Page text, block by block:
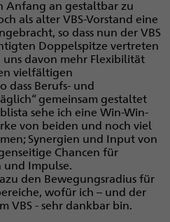
Anfang an gestaltbar zu
als alter VBS-Vorstand eine
so dass nun der VBS
Doppelspitze vertreten
davon mehr Flexibilität
vielfältigen
dass Berufs- und
gemeinsam gestaltet
sehe ich eine Win-Win-
von beiden und noch viel
Synergien und Input von
Chancen für
Impulse.
den Bewegungsradius für
wofür ich – und der
VBS - sehr dankbar bin.